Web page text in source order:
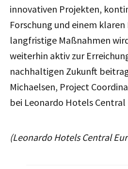
innovativen Projekten,
Forschung und einem klaren
langfristige Maßnahmen
weiterhin aktiv zur
nachhaltigen Zukunft
Michaelsen, Project
bei Leonardo Hotels Central
(Leonardo Hotels Central